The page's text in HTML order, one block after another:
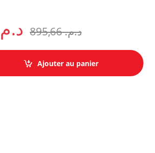
د.م.895,66
Brother P-Touch 1005BTS quantity
Ajouter au panier